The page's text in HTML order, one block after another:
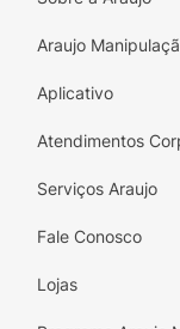
a leitura que
finalmente
impeçam de
descobrir o
jornada
dê o
Araujo
Aplicativo
Atendimentos
Serviços Araujo
Fale Conosco
Lojas